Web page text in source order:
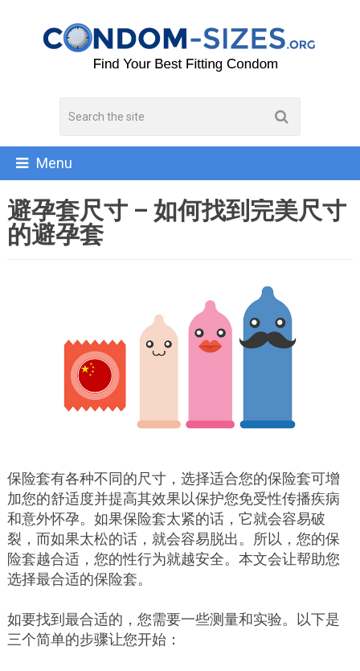
Menu
避孕套尺寸 – 如何找到完美尺寸
的避孕套
保险套有各种不同的尺寸，选择适合您的保险套可增
加您的舒适度并提高其效果以保护您免受性传播疾病
和意外怀孕。如果保险套太紧的话，它就会容易破
裂，而如果太松的话，就会容易脱出。所以，您的保
险套越合适，您的性行为就越安全。本文会让帮助您
选择最合适的保险套。
如要找到最合适的，您需要一些测量和实验。以下是
三个简单的步骤让您开始：